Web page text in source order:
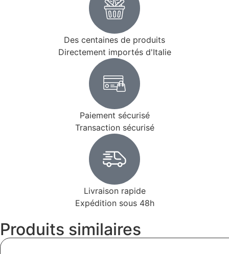
Des centaines de produits
Directement importés d'Italie
Paiement sécurisé
Transaction sécurisé
Livraison rapide
Expédition sous 48h
Produits similaires